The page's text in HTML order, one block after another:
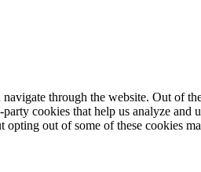
through the website. Out of
cookies that help us analyze
out of some of these cookies